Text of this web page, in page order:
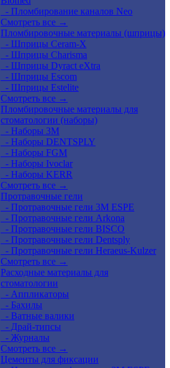
- Пломбирование каналов Neo
Смотреть все →
Пломбировочные материалы (шприцы)
- Шприцы Ceram-X
- Шприцы Charisma
- Шприцы Dyract eXtra
- Шприцы Escom
- Шприцы Estelite
Смотреть все →
Пломбировочные материалы для
стоматологии (наборы)
- Наборы 3М
- Наборы DENTSPLY
- Наборы FGM
- Наборы Ivoclar
- Наборы KERR
Смотреть все →
Протравочные гели
- Протравочные гели 3М ESPE
- Протравочные гели Arkona
- Протравочные гели BISCO
- Протравочные гели Dentsply
- Протравочные гели Heraeus-Kulzer
Смотреть все →
Расходные материалы для
стоматологии
- Аппликаторы
- Бахилы
- Ватные валики
- Драй-типсы
- Журналы
Смотреть все →
Цементы для фиксации